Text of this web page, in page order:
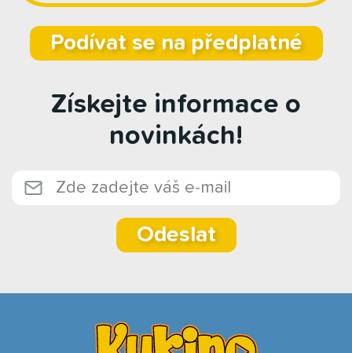
Podívat se na předplatné
Získejte informace o
novinkách!
Odeslat